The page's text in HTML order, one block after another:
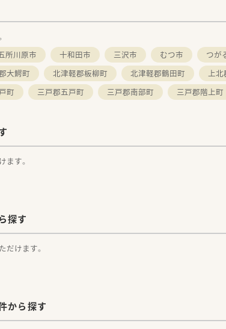
所川原市 十和田市 三沢市 むつ市 つが
大鰐町 北津軽郡板柳町 北津軽郡鶴田町 上北
町 三戸郡五戸町 三戸郡南部町 三戸郡階上町
ます。
探す
けます。
から探す